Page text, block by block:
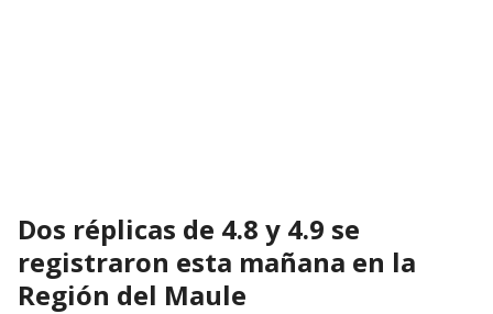
Dos réplicas de 4.8 y 4.9 se
registraron esta mañana en la
Región del Maule